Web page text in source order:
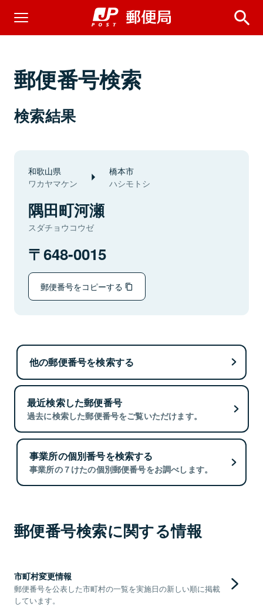
郵便番号検索
検索結果
和歌山県
ワカヤマケン
橋本市
ハシモトシ
隅田町河瀬
スダチョウコウゼ
648-0015
郵便番号をコピーする
他の郵便番号を検索する
最近検索した郵便番号
過去に検索した郵便番号をご覧いただけます。
事業所の個別番号を検索する
事業所の７けたの個別郵便番号をお調べします。
郵便番号検索に関する情報
市町村変更情報
郵便番号を公表した市町村の一覧を実施日の新しい順に掲載
しています。